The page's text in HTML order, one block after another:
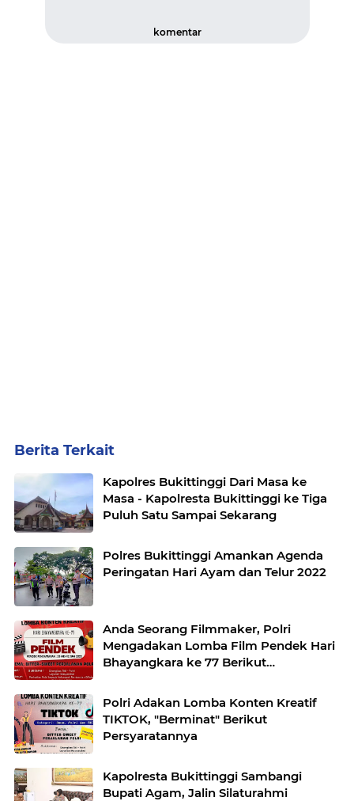
komentar
Berita Terkait
Kapolres Bukittinggi Dari Masa ke
Masa - Kapolresta Bukittinggi ke Tiga
Puluh Satu Sampai Sekarang
Polres Bukittinggi Amankan Agenda
Peringatan Hari Ayam dan Telur 2022
Anda Seorang Filmmaker, Polri
Mengadakan Lomba Film Pendek Hari
Bhayangkara ke 77 Berikut
Polri Adakan Lomba Konten Kreatif
TIKTOK, "Berminat" Berikut
Persyaratannya
Kapolresta Bukittinggi Sambangi
Bupati Agam, Jalin Silaturahmi